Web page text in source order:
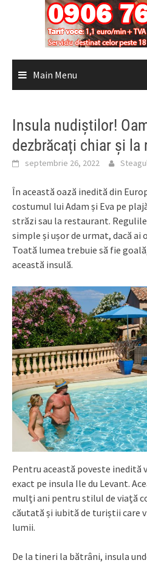
Main Menu
Insula nudiștilor!
dezbrăcați chiar și la
septembrie 26, 2022
În această oază inedită din
costumul lui Adam și Eva pe
străzi sau la restaurant.
simple și ușor de urmat, dacă
Toată lumea trebuie să fie
această insulă.
Pentru această poveste inedită
exact pe insula Ile du Levant.
mulți ani pentru stilul de viață
căutată și iubită de turiștii care
lumii.
De la tineri la bătrâni, insula